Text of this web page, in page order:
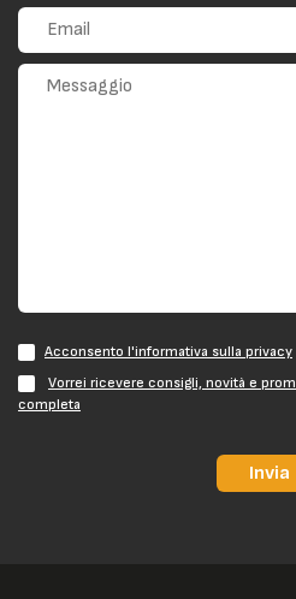
Acconsento l'informativa sulla privacy
Vorrei ricevere consigli, novità e
completa
Invia